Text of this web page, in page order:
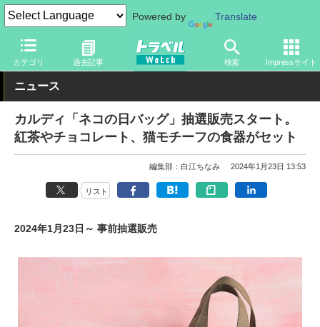
Powered by Translate
カテゴリ 過去記事 検索 Impressサイト
トラベル Watch 旅のアイテム 旅行グッズ バッグ
ニュース
カルディ「ネコの日バッグ」抽選販売スタート。
紅茶やチョコレート、猫モチーフの食器がセット
編集部：白江ちなみ 2024年1月23日 13:53
リスト
2024年1月23日～ 事前抽選販売